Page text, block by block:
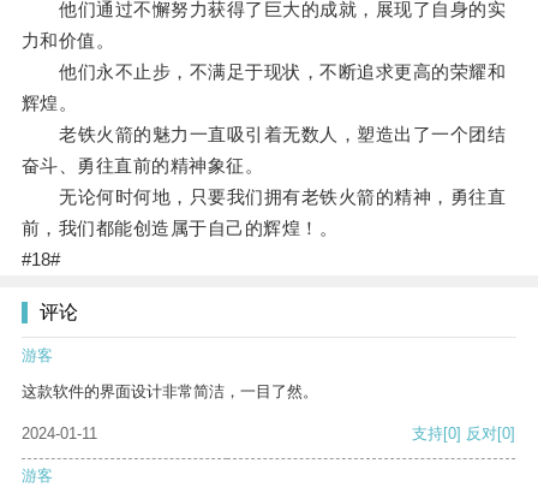
他们通过不懈努力获得了巨大的成就，展现了自身的实
力和价值。
他们永不止步，不满足于现状，不断追求更高的荣耀和
辉煌。
老铁火箭的魅力一直吸引着无数人，塑造出了一个团结
奋斗、勇往直前的精神象征。
无论何时何地，只要我们拥有老铁火箭的精神，勇往直
前，我们都能创造属于自己的辉煌！。
#18#
评论
游客
这款软件的界面设计非常简洁，一目了然。
2024-01-11 支持[0] 反对[0]
游客